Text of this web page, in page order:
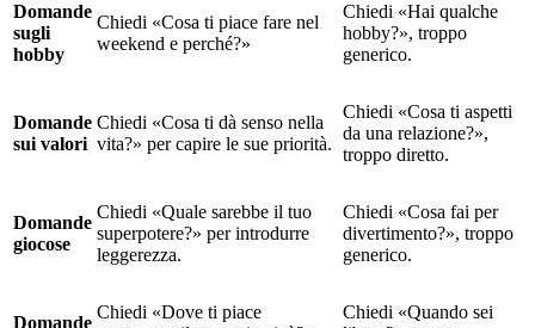
Domande
sugli
hobby
Chiedi «Cosa ti piace fare nel
weekend e perché?»
Chiedi «Hai qualche
hobby?», troppo
generico.
Domande
sui valori
Chiedi «Cosa ti dà senso nella
vita?» per capire le sue priorità.
Chiedi «Cosa ti aspetti
da una relazione?»,
troppo diretto.
Domande
giocose
Chiedi «Quale sarebbe il tuo
superpotere?» per introdurre
leggerezza.
Chiedi «Cosa fai per
divertimento?», troppo
generico.
Domande
Chiedi «Dove ti piace
Chiedi «Quando sei